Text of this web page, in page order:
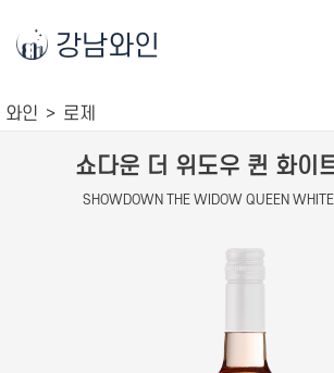
강남와인
와인 로제
쇼다운 더 위도우 퀸 화이
SHOWDOWN THE WIDOW QUEEN